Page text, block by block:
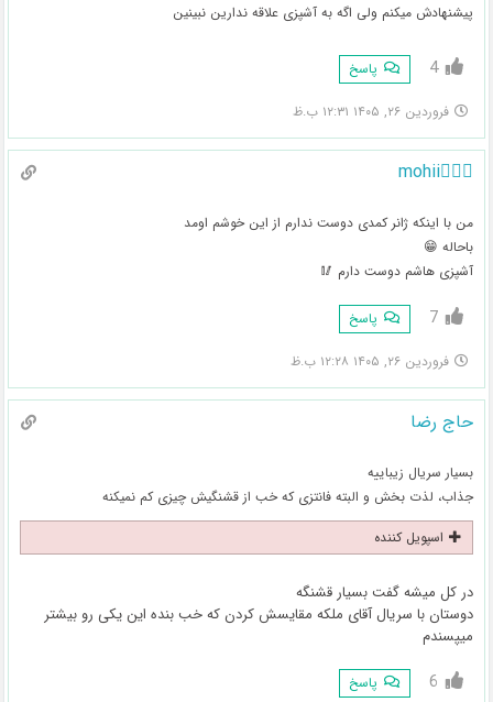
پیشنهادش میکنم ولی اگه به آشپزی علاقه ندارین نبینین
4 پاسخ
فروردین ۲۶, ۱۴۰۵ ۱۲:۳۱ ب.ظ
🧚🏻‍♀️mohii
من با اینکه ژانر کمدی دوست ندارم از این خوشم اومد
باحاله 😁
آشپزی هاشم دوست دارم 🥢
7 پاسخ
فروردین ۲۶, ۱۴۰۵ ۱۲:۲۸ ب.ظ
حاج رضا
بسیار سریال زیباییه
جذاب، لذت بخش و البته فانتزی که خب از قشنگیش چیزی کم نمیکنه
اسپویل کننده
در کل میشه گفت بسیار قشنگه
دوستان با سریال آقای ملکه مقایسش کردن که خب بنده این یکی رو بیشتر
میپسندم
6 پاسخ